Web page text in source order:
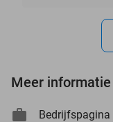
Meer informatie
Bedrijfspagina